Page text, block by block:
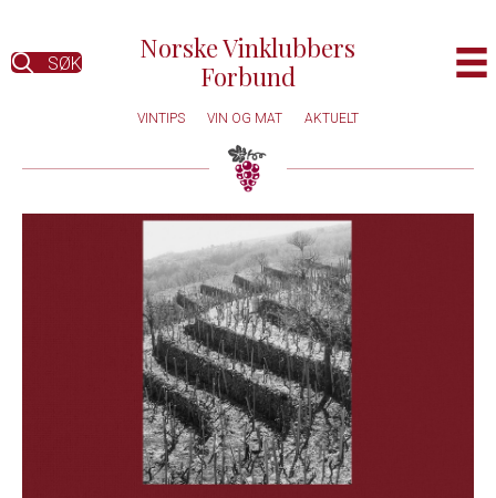
SØK
Norske Vinklubbers
Forbund
VINTIPS VIN OG MAT AKTUELT